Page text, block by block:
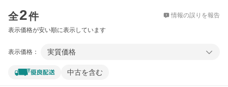
全2件 情報の誤りを報告
表示価格が安い順に表示しています
表示価格： 実質価格
中古を含む